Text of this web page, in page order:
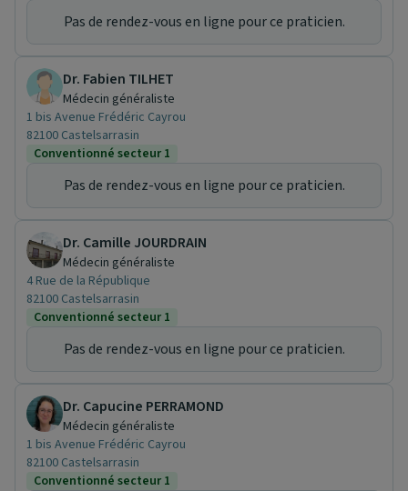
Pas de rendez-vous en ligne pour ce praticien.
Dr. Fabien TILHET
Médecin généraliste
1 bis Avenue Frédéric Cayrou
82100 Castelsarrasin
Conventionné secteur 1
Pas de rendez-vous en ligne pour ce praticien.
Dr. Camille JOURDRAIN
Médecin généraliste
4 Rue de la République
82100 Castelsarrasin
Conventionné secteur 1
Pas de rendez-vous en ligne pour ce praticien.
Dr. Capucine PERRAMOND
Médecin généraliste
1 bis Avenue Frédéric Cayrou
82100 Castelsarrasin
Conventionné secteur 1